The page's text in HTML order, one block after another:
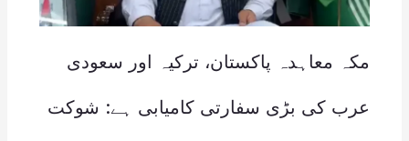
مکہ معاہدہ پاکستان، ترکیہ اور سعودی
عرب کی بڑی سفارتی کامیابی ہے: شوکت